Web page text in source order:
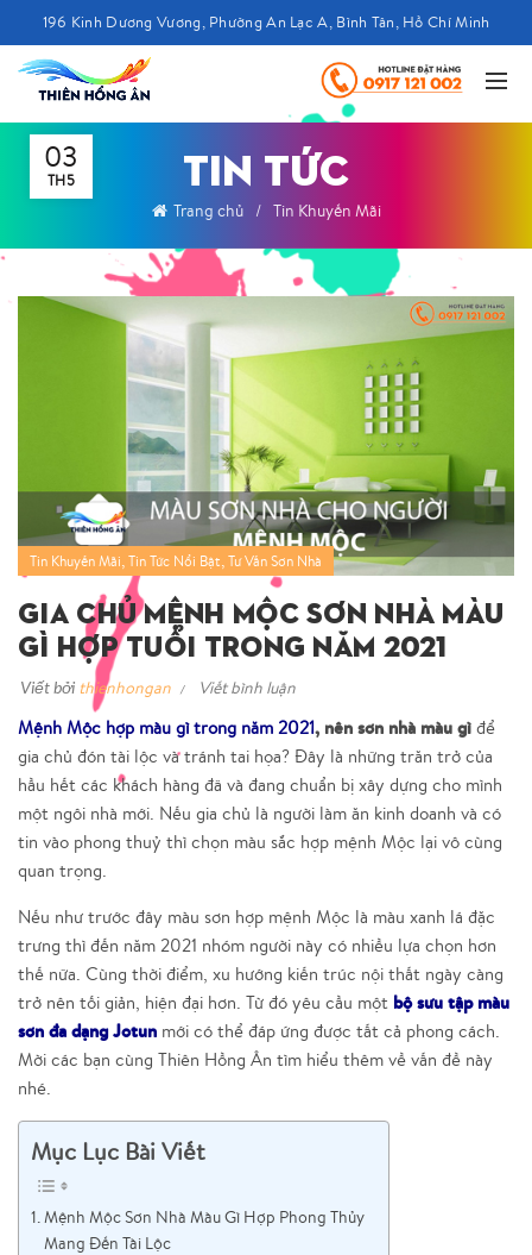
196 Kinh Dương Vương, Phường An Lạc A, Bình Tân, Hồ Chí Minh
TIN TỨC
Trang chủ Tin Khuyến Mãi
03
TH5
Tin Khuyến Mãi, Tin Tức Nổi Bật, Tư Vấn Sơn Nhà
Gia Chủ Mệnh Mộc Sơn Nhà Màu
Gì Hợp Tuổi Trong Năm 2021
Viết bởi thienhongan Viết bình luận
Mệnh Mộc hợp màu gì trong năm 2021, nên sơn nhà màu gì để
gia chủ đón tài lộc và tránh tai họa? Đây là những trăn trở của
hầu hết các khách hàng đã và đang chuẩn bị xây dựng cho mình
một ngôi nhà mới. Nếu gia chủ là người làm ăn kinh doanh và có
tin vào phong thuỷ thì chọn màu sắc hợp mệnh Mộc lại vô cùng
quan trọng.
Nếu như trước đây màu sơn hợp mệnh Mộc là màu xanh lá đặc
trưng thì đến năm 2021 nhóm người này có nhiều lựa chọn hơn
thế nữa. Cùng thời điểm, xu hướng kiến trúc nội thất ngày càng
trở nên tối giản, hiện đại hơn. Từ đó yêu cầu một bộ sưu tập màu
sơn đa dạng Jotun mới có thể đáp ứng được tất cả phong cách.
Mời các bạn cùng Thiên Hồng Ân tìm hiểu thêm về vấn đề này
nhé.
Mục Lục Bài Viết
Mệnh Mộc Sơn Nhà Màu Gì Hợp Phong Thủy
Mang Đến Tài Lộc